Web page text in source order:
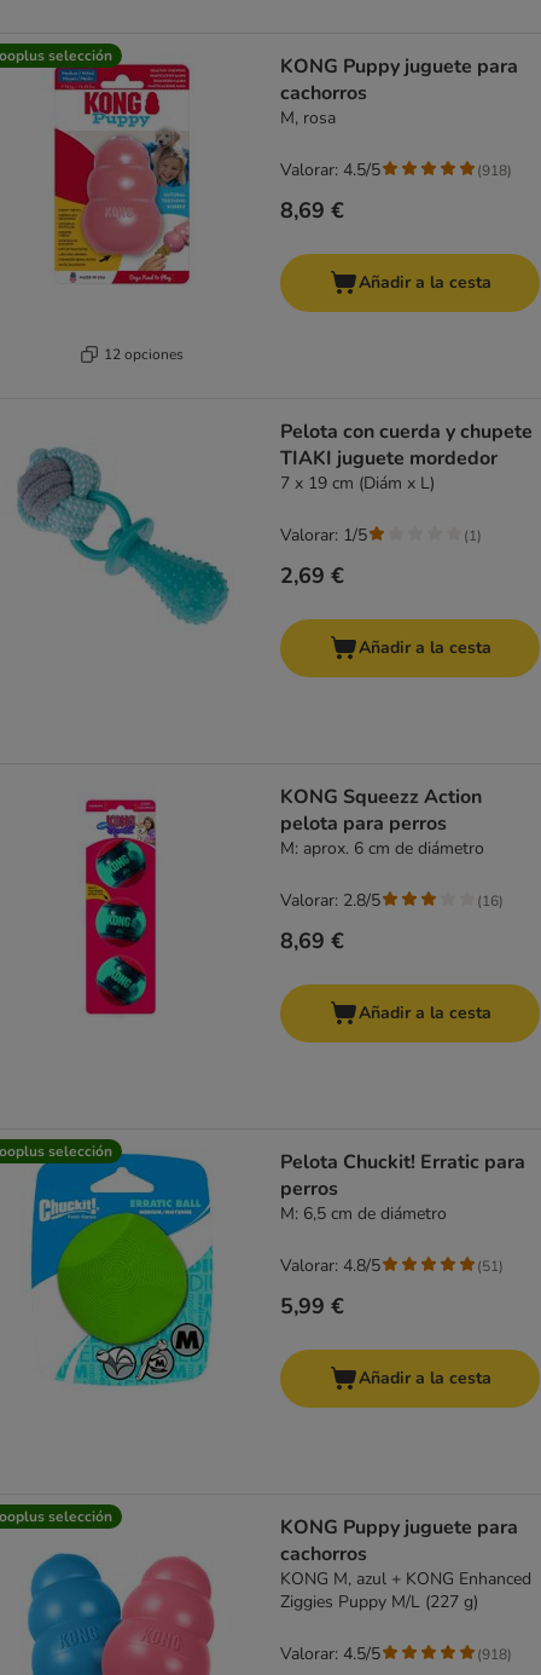
selección
12 opciones
KONG Puppy juguete para
cachorros
M, rosa
8,69 €
Valorar: 4.5/5 (918)
Añadir a la cesta
Pelota con cuerda y chupete
TIAKI juguete mordedor
7 x 19 cm (Diám x L)
2,69 €
Valorar: 1/5 (1)
Añadir a la cesta
KONG Squeezz Action
pelota para perros
M: aprox. 6 cm de diámetro
8,69 €
Valorar: 2.8/5 (16)
Añadir a la cesta
selección
Pelota Chuckit! Erratic para
perros
M: 6,5 cm de diámetro
5,99 €
Valorar: 4.8/5 (51)
Añadir a la cesta
selección
KONG Puppy juguete para
cachorros
KONG M, azul + KONG Enhanced
Ziggies Puppy M/L (227 g)
Valorar: 4.5/5 (918)